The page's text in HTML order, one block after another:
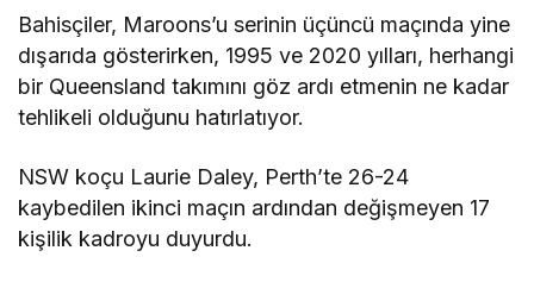
Bahisçiler, Maroons’u serinin üçüncü maçında yine
dışarıda gösterirken, 1995 ve 2020 yılları, herhangi
bir Queensland takımını göz ardı etmenin ne kadar
tehlikeli olduğunu hatırlatıyor.
NSW koçu Laurie Daley, Perth’te 26-24
kaybedilen ikinci maçın ardından değişmeyen 17
kişilik kadroyu duyurdu.